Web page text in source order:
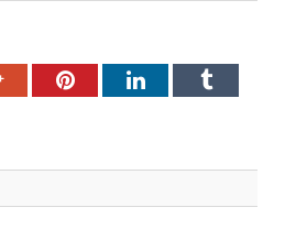
Google+PinterestLinkedInTumblr